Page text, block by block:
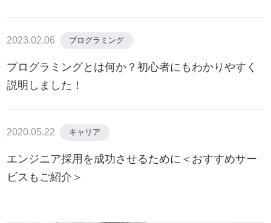
2023.02.06 プログラミング
プログラミングとは何か？初心者にもわかりやすく
説明しました！
2020.05.22 キャリア
エンジニア採用を成功させるために＜おすすめサー
ビスもご紹介＞